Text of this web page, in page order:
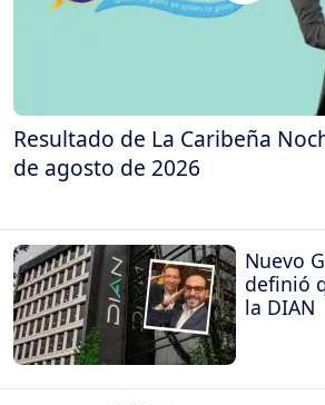
Resultado de La Caribeña
de agosto de 2026
Nuevo
definió
la DIAN